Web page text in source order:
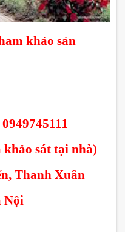
khảo sản
sát tại nhà)
Thanh Xuân
Nội